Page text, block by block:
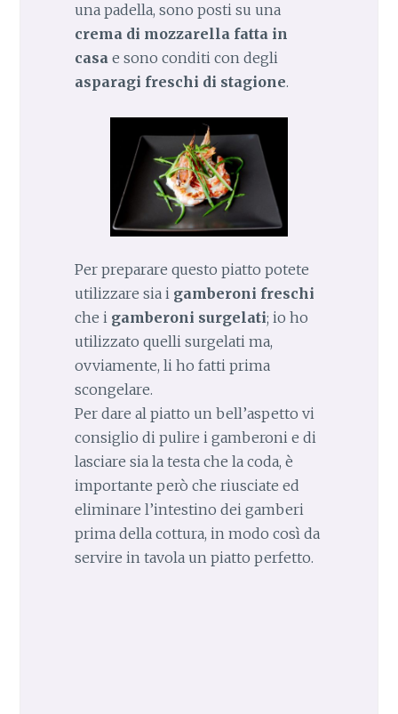
una padella, sono posti su una
crema di mozzarella fatta in
casae sono conditi con degli
asparagi freschi di stagione.
Per preparare questo piatto potete
utilizzare sia i gamberoni freschi
che i gamberoni surgelati; io ho
utilizzato quelli surgelati ma,
ovviamente, li ho fatti prima
scongelare.
Per dare al piatto un bell’aspetto vi
consiglio di pulire i gamberoni e di
lasciare sia la testa che la coda, è
importante però che riusciate ed
eliminare l’intestino dei gamberi
prima della cottura, in modo così da
servire in tavola un piatto perfetto.